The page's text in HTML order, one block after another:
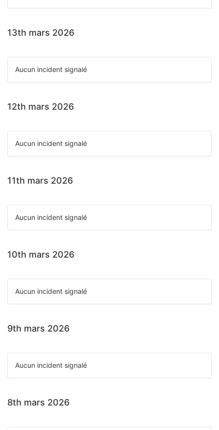
13th mars 2026
Aucun incident signalé
12th mars 2026
Aucun incident signalé
11th mars 2026
Aucun incident signalé
10th mars 2026
Aucun incident signalé
9th mars 2026
Aucun incident signalé
8th mars 2026